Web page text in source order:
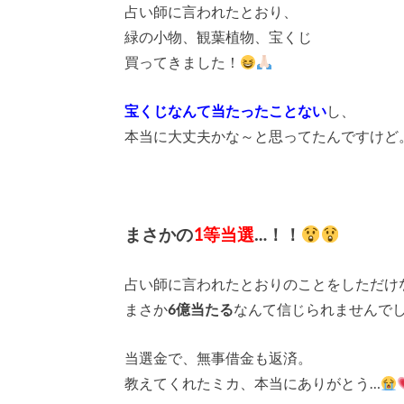
占い師に言われたとおり、
緑の小物、観葉植物、宝くじ
買ってきました！
宝くじなんて当たったことないし、
本当に大丈夫かな～と思ってたんですけど。
まさかの1等当選…！！
占い師に言われたとおりのことをしただけ
まさか6億当たるなんて信じられませんで
当選金で、無事借金も返済。
教えてくれたミカ、本当にありがとう…